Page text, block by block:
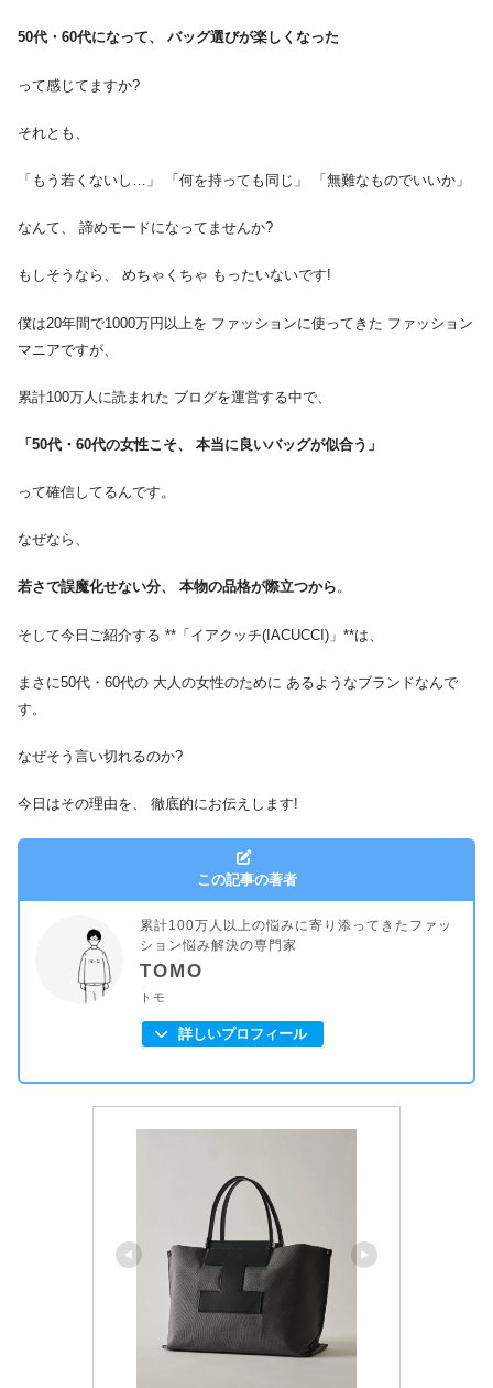
50代・60代になって、 バッグ選びが楽しくなった
って感じてますか?
それとも、
「もう若くないし…」 「何を持っても同じ」 「無難なものでいいか」
なんて、 諦めモードになってませんか?
もしそうなら、 めちゃくちゃ もったいないです!
僕は20年間で1000万円以上を ファッションに使ってきた ファッション
マニアですが、
累計100万人に読まれた ブログを運営する中で、
「50代・60代の女性こそ、 本当に良いバッグが似合う」
って確信してるんです。
なぜなら、
若さで誤魔化せない分、 本物の品格が際立つから。
そして今日ご紹介する **「イアクッチ(IACUCCI)」**は、
まさに50代・60代の 大人の女性のために あるようなブランドなんで
す。
なぜそう言い切れるのか?
今日はその理由を、 徹底的にお伝えします!
この記事の著者
累計100万人以上の悩みに寄り添ってきたファッ
ション悩み解決の専門家
TOMO
トモ
詳しいプロフィール